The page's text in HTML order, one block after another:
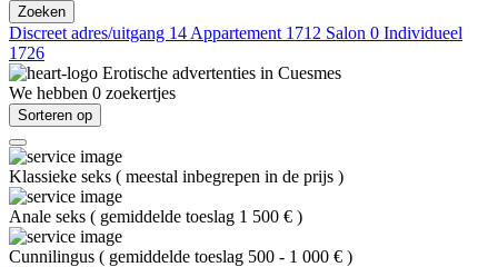
Zoeken
Discreet adres/uitgang 14 Appartement 1712 Salon 0 Individueel
1726
Erotische advertenties in Cuesmes
We hebben 0 zoekertjes
Sorteren op
Klassieke seks ( meestal inbegrepen in de prijs )
Anale seks ( gemiddelde toeslag 1 500 € )
Cunnilingus ( gemiddelde toeslag 500 - 1 000 € )